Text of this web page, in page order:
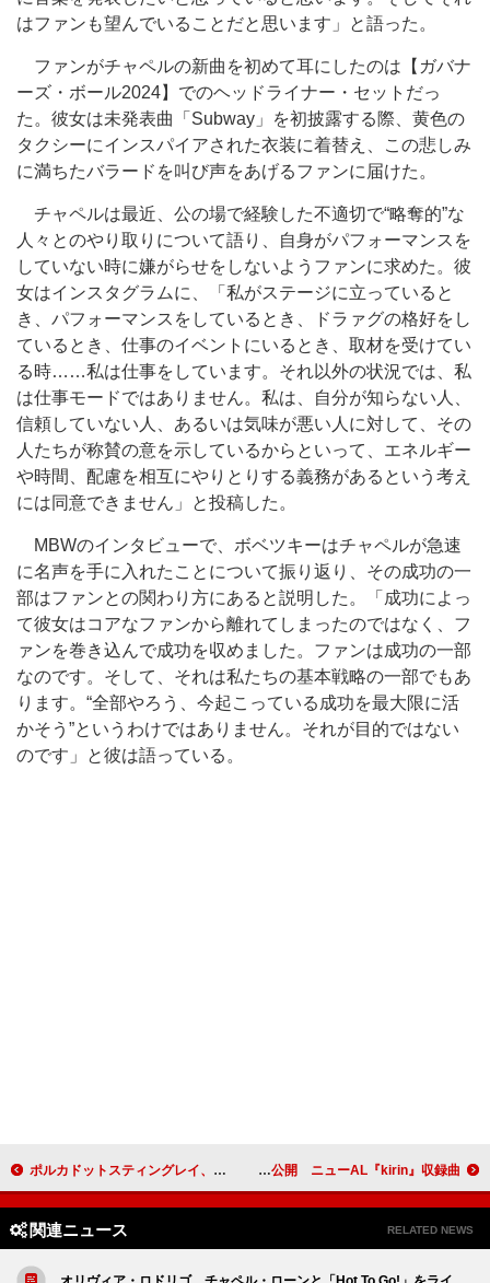
はファンも望んでいることだと思います」と語った。
ファンがチャペルの新曲を初めて耳にしたのは【ガバナ
ーズ・ボール2024】でのヘッドライナー・セットだっ
た。彼女は未発表曲「Subway」を初披露する際、黄色の
タクシーにインスパイアされた衣装に着替え、この悲しみ
に満ちたバラードを叫び声をあげるファンに届けた。
チャペルは最近、公の場で経験した不適切で“略奪的”な
人々とのやり取りについて語り、自身がパフォーマンスを
していない時に嫌がらせをしないようファンに求めた。彼
女はインスタグラムに、「私がステージに立っていると
き、パフォーマンスをしているとき、ドラァグの格好をし
ているとき、仕事のイベントにいるとき、取材を受けてい
る時……私は仕事をしています。それ以外の状況では、私
は仕事モードではありません。私は、自分が知らない人、
信頼していない人、あるいは気味が悪い人に対して、その
人たちが称賛の意を示しているからといって、エネルギー
や時間、配慮を相互にやりとりする義務があるという考え
には同意できません」と投稿した。
MBWのインタビューで、ボベツキーはチャペルが急速
に名声を手に入れたことについて振り返り、その成功の一
部はファンとの関わり方にあると説明した。「成功によっ
て彼女はコアなファンから離れてしまったのではなく、フ
ァンを巻き込んで成功を収めました。ファンは成功の一部
なのです。そして、それは私たちの基本戦略の一部でもあ
ります。“全部やろう、今起こっている成功を最大限に活
かそう”というわけではありません。それが目的ではない
のです」と彼は語っている。
ポルカドットスティングレイ、新曲「アウト」自身初となる全編演奏シーンのみで構成されたMV公開 リーガルリリー、杉咲花主演の新曲「ムーンライトリバース」MV公開 ニューAL『kirin』収録曲
関連ニュース RELATED NEWS